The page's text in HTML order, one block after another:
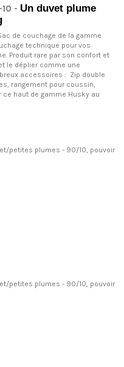
- Un duvet plume
de couchage de la gamme
technique pour vos
Produit rare par son confort et
le déplier comme une
accessoires : Zip double
rangement pour coussin,
ce haut de gamme Husky au
petites plumes - 90/10, pouvoir
petites plumes - 90/10, pouvoir